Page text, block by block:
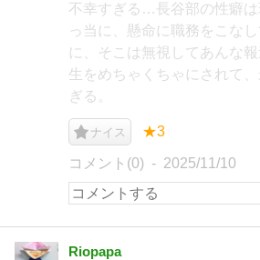
不幸すぎる…長谷部の性癖
っ当に、懸命に職務をこな
に、そこは無視してあんな
生をめちゃくちゃにされて
ぎる。
ナイス ★3
コメント(0) 2025/11/10
Riopapa